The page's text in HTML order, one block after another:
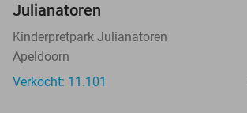
Julianatoren
Kinderpretpark Julianatoren
Apeldoorn
Verkocht: 11.101